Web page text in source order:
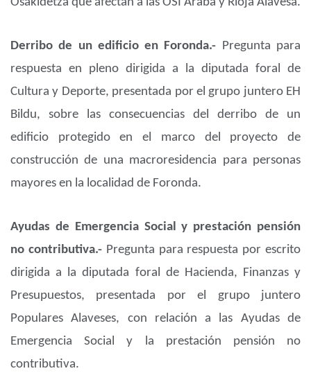
Derribo de un edificio en Foronda.- Pregunta para
respuesta en pleno dirigida a la diputada foral de
Cultura y Deporte, presentada por el grupo juntero EH
Bildu, sobre las consecuencias del derribo de un
edificio protegido en el marco del proyecto de
construcción de una macroresidencia para personas
mayores en la localidad de Foronda.
Ayudas de Emergencia Social y prestación pensión
no contributiva.- Pregunta para respuesta por escrito
dirigida a la diputada foral de Hacienda, Finanzas y
Presupuestos, presentada por el grupo juntero
Populares Alaveses, con relación a las Ayudas de
Emergencia Social y la prestación pensión no
contributiva.